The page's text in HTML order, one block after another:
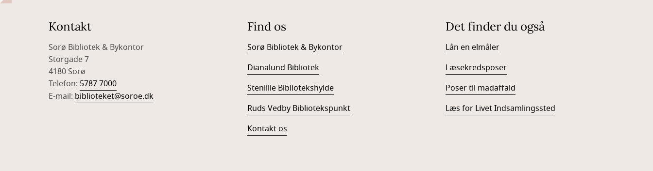
Kontakt
Sorø Bibliotek & Bykontor
Storgade 7
4180 Sorø
Telefon: 5787 7000
E-mail: biblioteket@soroe.dk
Find os
Sorø Bibliotek & Bykontor
Dianalund Bibliotek
Stenlille Bibliotekshylde
Ruds Vedby Bibliotekspunkt
Kontakt os
Det finder du også
Lån en elmåler
Læsekredsposer
Poser til madaffald
Læs for Livet Indsamlingssted